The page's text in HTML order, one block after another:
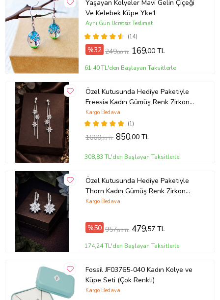
Yaşayan Kolyeler Mavi Gelin Çiçeği
Ve Kelebek Küpe Yke1
(14)
Aynı Gün Ücretsiz Teslimat
%32 249,00 TL 169,00 TL
61,40 TL'den Başlayan Taksitlerle
Özel Kutusunda Hediye Paketiyle
Freesia Kadın Gümüş Renk Zirkon
Taşlı Abiye Düğün Nişan Söz Parti
Davet Hediye Küpe
(1)
Kargo Bedava
1660,00 TL 850,00 TL
308,83 TL'den Başlayan Taksitlerle
Özel Kutusunda Hediye Paketiyle
Thorn Kadın Gümüş Renk Zirkon
Taşlı Abiye Düğün Nişan Söz Parti
Kargo Bedava
%50 957,65 TL 479,57 TL
174,24 TL'den Başlayan Taksitlerle
Fossil JF03765-040 Kadın Kolye ve
Küpe Seti (Çok Renkli)
Kargo Bedava